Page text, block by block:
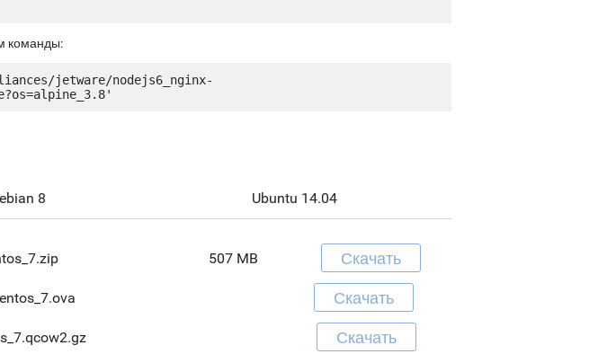
команды:
jetware/nodejs6_nginx-
8 Ubuntu 14.04
507 MB Скачать
Скачать
Скачать